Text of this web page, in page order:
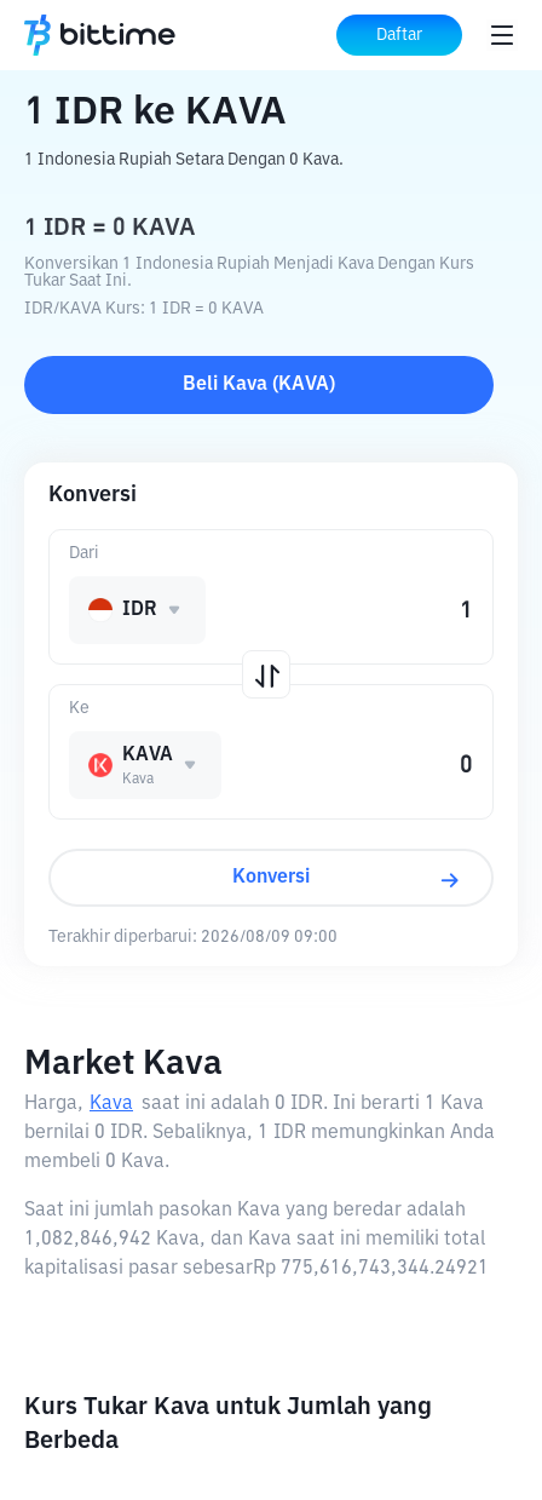
Daftar
Beranda Konverter Kripto ke KAVA
1 IDR ke KAVA
1 Indonesia Rupiah Setara Dengan 0 Kava.
1 IDR = 0 KAVA
Konversikan 1 Indonesia Rupiah Menjadi Kava Dengan Kurs
Tukar Saat Ini.
IDR/KAVA Kurs: 1 IDR = 0 KAVA
Beli Kava ( KAVA)
Konversi
Ke
KAVA
Kava
Dari
IDR
Konversi
Terakhir diperbarui: 2026/08/09 09:00
Market Kava
Harga, Kava saat ini adalah 0 IDR. Ini berarti 1 Kava
bernilai 0 IDR. Sebaliknya, 1 IDR memungkinkan Anda
membeli 0 Kava.
Saat ini jumlah pasokan Kava yang beredar adalah
1,082,846,942 Kava, dan Kava saat ini memiliki total
kapitalisasi pasar sebesarRp 775,616,743,344.24921
Kurs Tukar Kava untuk Jumlah yang
Berbeda